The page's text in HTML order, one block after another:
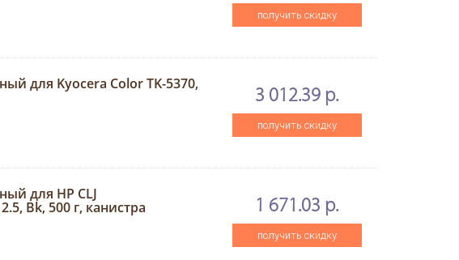
получить скидку
для Kyocera Color TK-5370,
3 012.39 р.
получить скидку
для HP CLJ
Bk, 500 г, канистра 1 671.03 р.
получить скидку